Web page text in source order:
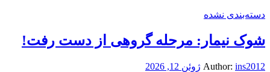
دسته‌بندی نشده
شوک نیمار: مرحله گروهی از دست رفت!
Author: ins2012 ژوئن 12, 2026